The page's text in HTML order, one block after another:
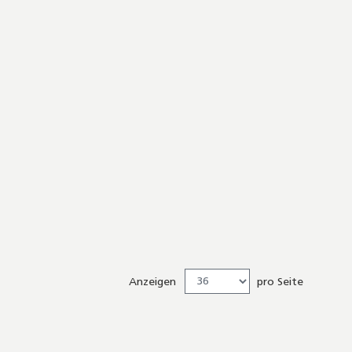
Anzeigen pro Seite